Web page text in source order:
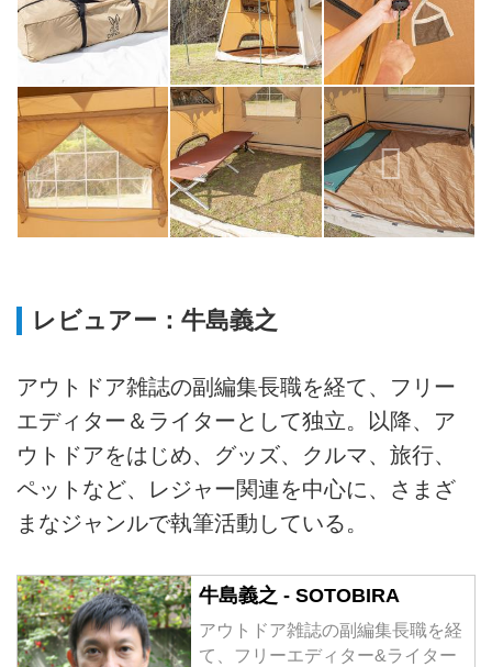
レビュアー：牛島義之
アウトドア雑誌の副編集長職を経て、フリー
エディター＆ライターとして独立。以降、ア
ウトドアをはじめ、グッズ、クルマ、旅行、
ペットなど、レジャー関連を中心に、さまざ
まなジャンルで執筆活動している。
牛島義之 - SOTOBIRA
アウトドア雑誌の副編集長職を経
て、フリーエディター&ライター